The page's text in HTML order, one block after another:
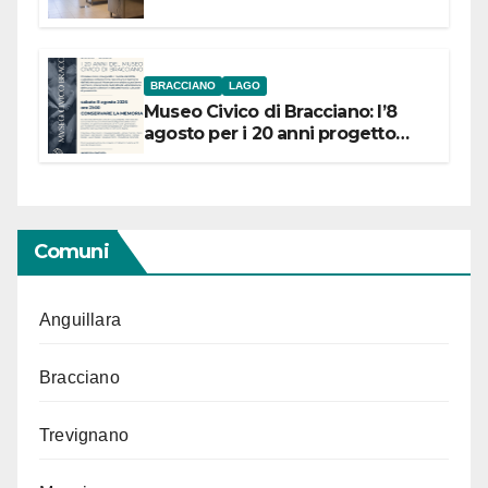
BRACCIANO LAGO
Museo Civico di Bracciano: l’8
agosto per i 20 anni progetto
Comuni
Anguillara
Bracciano
Trevignano